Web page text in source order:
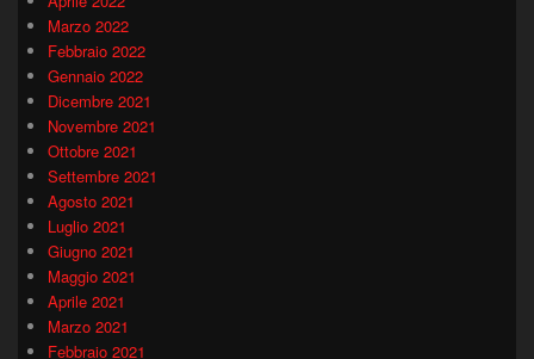
Marzo 2022
Febbraio 2022
Gennaio 2022
Dicembre 2021
Novembre 2021
Ottobre 2021
Settembre 2021
Agosto 2021
Luglio 2021
Giugno 2021
Maggio 2021
Aprile 2021
Marzo 2021
Febbraio 2021